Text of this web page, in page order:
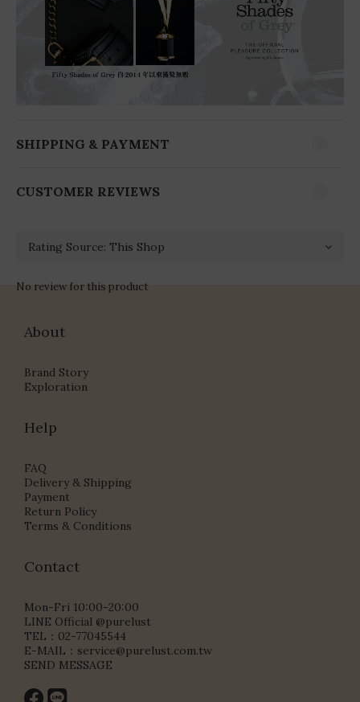
SHIPPING & PAYMENT
CUSTOMER REVIEWS
No review for this product
About
Brand Story
Exploration
Help
FAQ
Delivery & Shipping
Payment
Return Policy
Terms & Conditions
Contact
Mon-Fri 10:00-20:00
LINE Official @purelust
TEL：02-77045544
E-MAIL： service@purelust.com.tw
SEND MESSAGE